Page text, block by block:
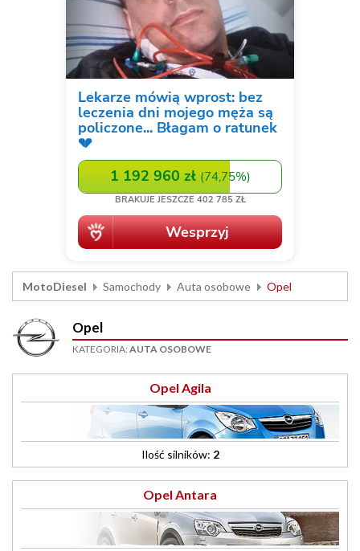
MotoDiesel Samochody Auta osobowe Opel
Opel
KATEGORIA: AUTA OSOBOWE
Opel Agila
Ilość silników: 2
Opel Antara